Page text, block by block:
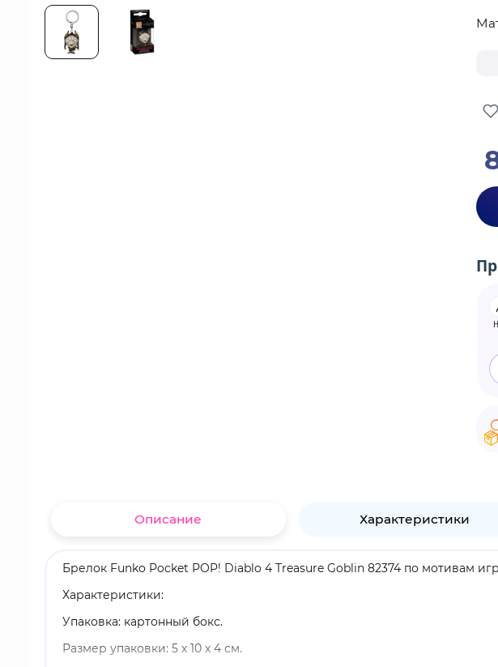
Описание Характеристики
Брелок Funko Pocket POP! Diablo 4 Treasure Goblin 82374 по мотивам
Характеристики:
Упаковка: картонный бокс.
Размер упаковки: 5 х 10 х 4 см.